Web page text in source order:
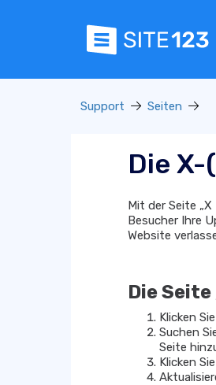
Support Seiten
Die
Mit der Seite
Besucher Ihre
Website
Die
Klicken
Suchen
Seite
Klicken